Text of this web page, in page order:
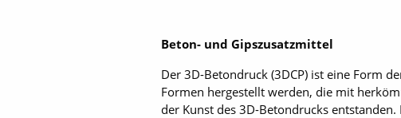
Beton- und Gipszusatzmittel
Der 3D-Betondruck (3DCP) ist eine Form
Formen hergestellt werden, die mit
der Kunst des 3D-Betondrucks